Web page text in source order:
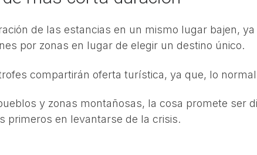
de las estancias en un mismo lugar bajen,
por zonas en lugar de elegir un destino único.
compartirán oferta turística, ya que, lo
y zonas montañosas, la cosa promete ser
primeros en levantarse de la crisis.